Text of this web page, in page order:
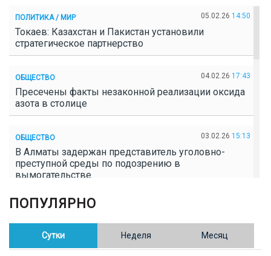
ПОЛИТИКА / МИР 05.02.26 14:50
Токаев: Казахстан и Пакистан установили
стратегическое партнерство
ОБЩЕСТВО 04.02.26 17:43
Пресечены факты незаконной реализации оксида
азота в столице
ОБЩЕСТВО 03.02.26 15:13
В Алматы задержан представитель уголовно-
преступной среды по подозрению в
вымогательстве
ОБЩЕСТВО
Полицейские пресекли незаконное выращивание
конопли в Таразе
ПОПУЛЯРНО
Сутки Неделя Месяц